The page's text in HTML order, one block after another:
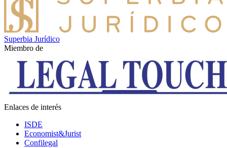
Superbia Jurídico
Miembro de
Enlaces de interés
ISDE
Economist&Jurist
Confilegal